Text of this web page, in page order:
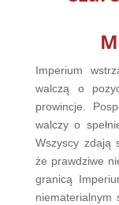
Imperium
walczą o
prowincje.
walczy o
Wszyscy zdają
że prawdziwe
granicą
niematerialnym